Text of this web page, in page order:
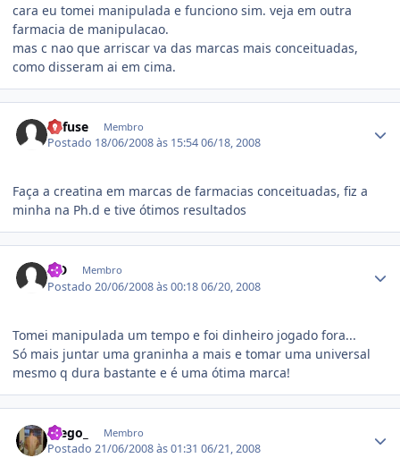
cara eu tomei manipulada e funciono sim. veja em outra
farmacia de manipulacao.
mas c nao que arriscar va das marcas mais conceituadas,
como disseram ai em cima.
Refuse Membro
Postado 18/06/2008 às 15:5406/18, 2008
Faça a creatina em marcas de farmacias conceituadas, fiz a
minha na Ph.d e tive ótimos resultados
SiD Membro
Postado20/06/2008 às 00:1806/20, 2008
Tomei manipulada um tempo e foi dinheiro jogado fora...
Só mais juntar uma graninha a mais e tomar uma universal
mesmo q dura bastante e é uma ótima marca!
Diego_ Membro
Postado21/06/2008 às 01:3106/21, 2008